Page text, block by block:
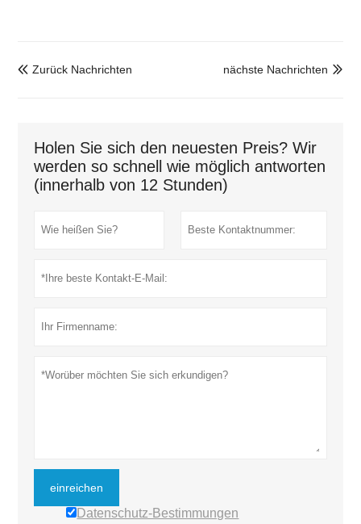
 Zurück Nachrichten 
nächste Nachrichten
Holen Sie sich den neuesten Preis? Wir
werden so schnell wie möglich antworten
(innerhalb von 12 Stunden)
einreichen
Datenschutz-Bestimmungen